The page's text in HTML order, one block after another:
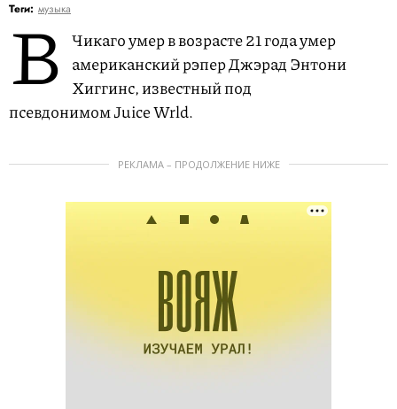
Теги: музыка
В Чикаго умер в возрасте 21 года умер
американский рэпер Джэрад Энтони
Хиггинс, известный под
псевдонимом Juice Wrld.
РЕКЛАМА – ПРОДОЛЖЕНИЕ НИЖЕ